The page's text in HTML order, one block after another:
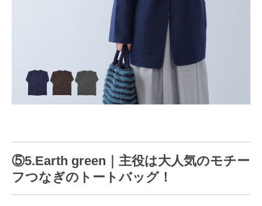
⑤5.Earth green｜主役は大人気のモチー
フつなぎのトートバッグ！